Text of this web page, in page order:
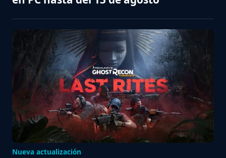
Nueva actualización